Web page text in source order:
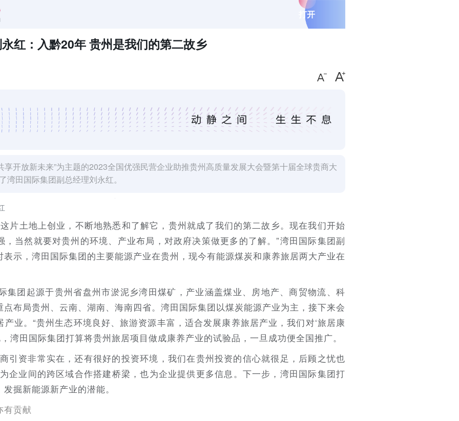
打开
红：入黔20年 贵州是我们的第二故乡
享开放新未来”为主题的2023全国优强民营企业助推贵州高质量发展大会暨第十届全球贵商大
田国际集团副总经理刘永红。
片土地上创业，不断地熟悉和了解它，贵州就成了我们的第二故乡。现在我们开始
当然就要对贵州的环境、产业布局，对政府决策做更多的了解。”湾田国际集团副
示，湾田国际集团的主要能源产业在贵州，现今有能源煤炭和康养旅居两大产业在
集团起源于贵州省盘州市淤泥乡湾田煤矿，产业涵盖煤业、房地产、商贸物流、科
布局贵州、云南、湖南、海南四省。湾田国际集团以煤炭能源产业为主，接下来会
业。“贵州生态环境良好、旅游资源丰富，适合发展康养旅居产业，我们对‘旅居康
湾田国际集团打算将贵州旅居项目做成康养产业的试验品，一旦成功便全国推广。
引资非常实在，还有很好的投资环境，我们在贵州投资的信心就很足，后顾之忧也
企业间的跨区域合作搭建桥梁，也为企业提供更多信息。下一步，湾田国际集团打
掘新能源新产业的潜能。
有贡献